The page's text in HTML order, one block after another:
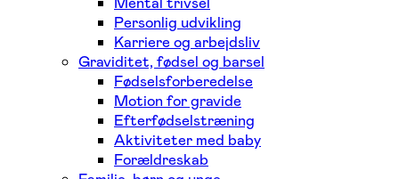
Personlig udvikling
Karriere og arbejdsliv
Graviditet, fødsel og barsel
Fødselsforberedelse
Motion for gravide
Efterfødselstræning
Aktiviteter med baby
Forældreskab